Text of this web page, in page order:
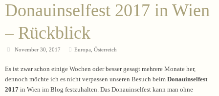
Donauinselfest 2017 in Wien
– Rückblick
November 30, 2017 Europa ,Österreich
Es ist zwar schon einige Wochen oder besser gesagt mehrere Monate her,
dennoch möchte ich es nicht verpassen unseren Besuch beim Donauinselfest
2017 in Wien im Blog festzuhalten. Das Donauinselfest kann man ohne